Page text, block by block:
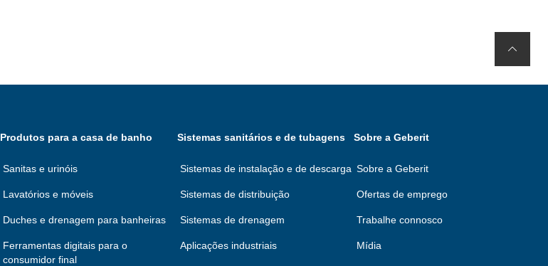
Produtos para a casa de banho
Sanitas e urinóis
Lavatórios e móveis
Duches e drenagem para banheiras
Ferramentas digitais para o
consumidor final
Sistemas sanitários e de tubagens
Sistemas de instalação e de descarga
Sistemas de distribuição
Sistemas de drenagem
Aplicações industriais
Sobre a Geberit
Sobre a Geberit
Ofertas de emprego
Trabalhe connosco
Mídia